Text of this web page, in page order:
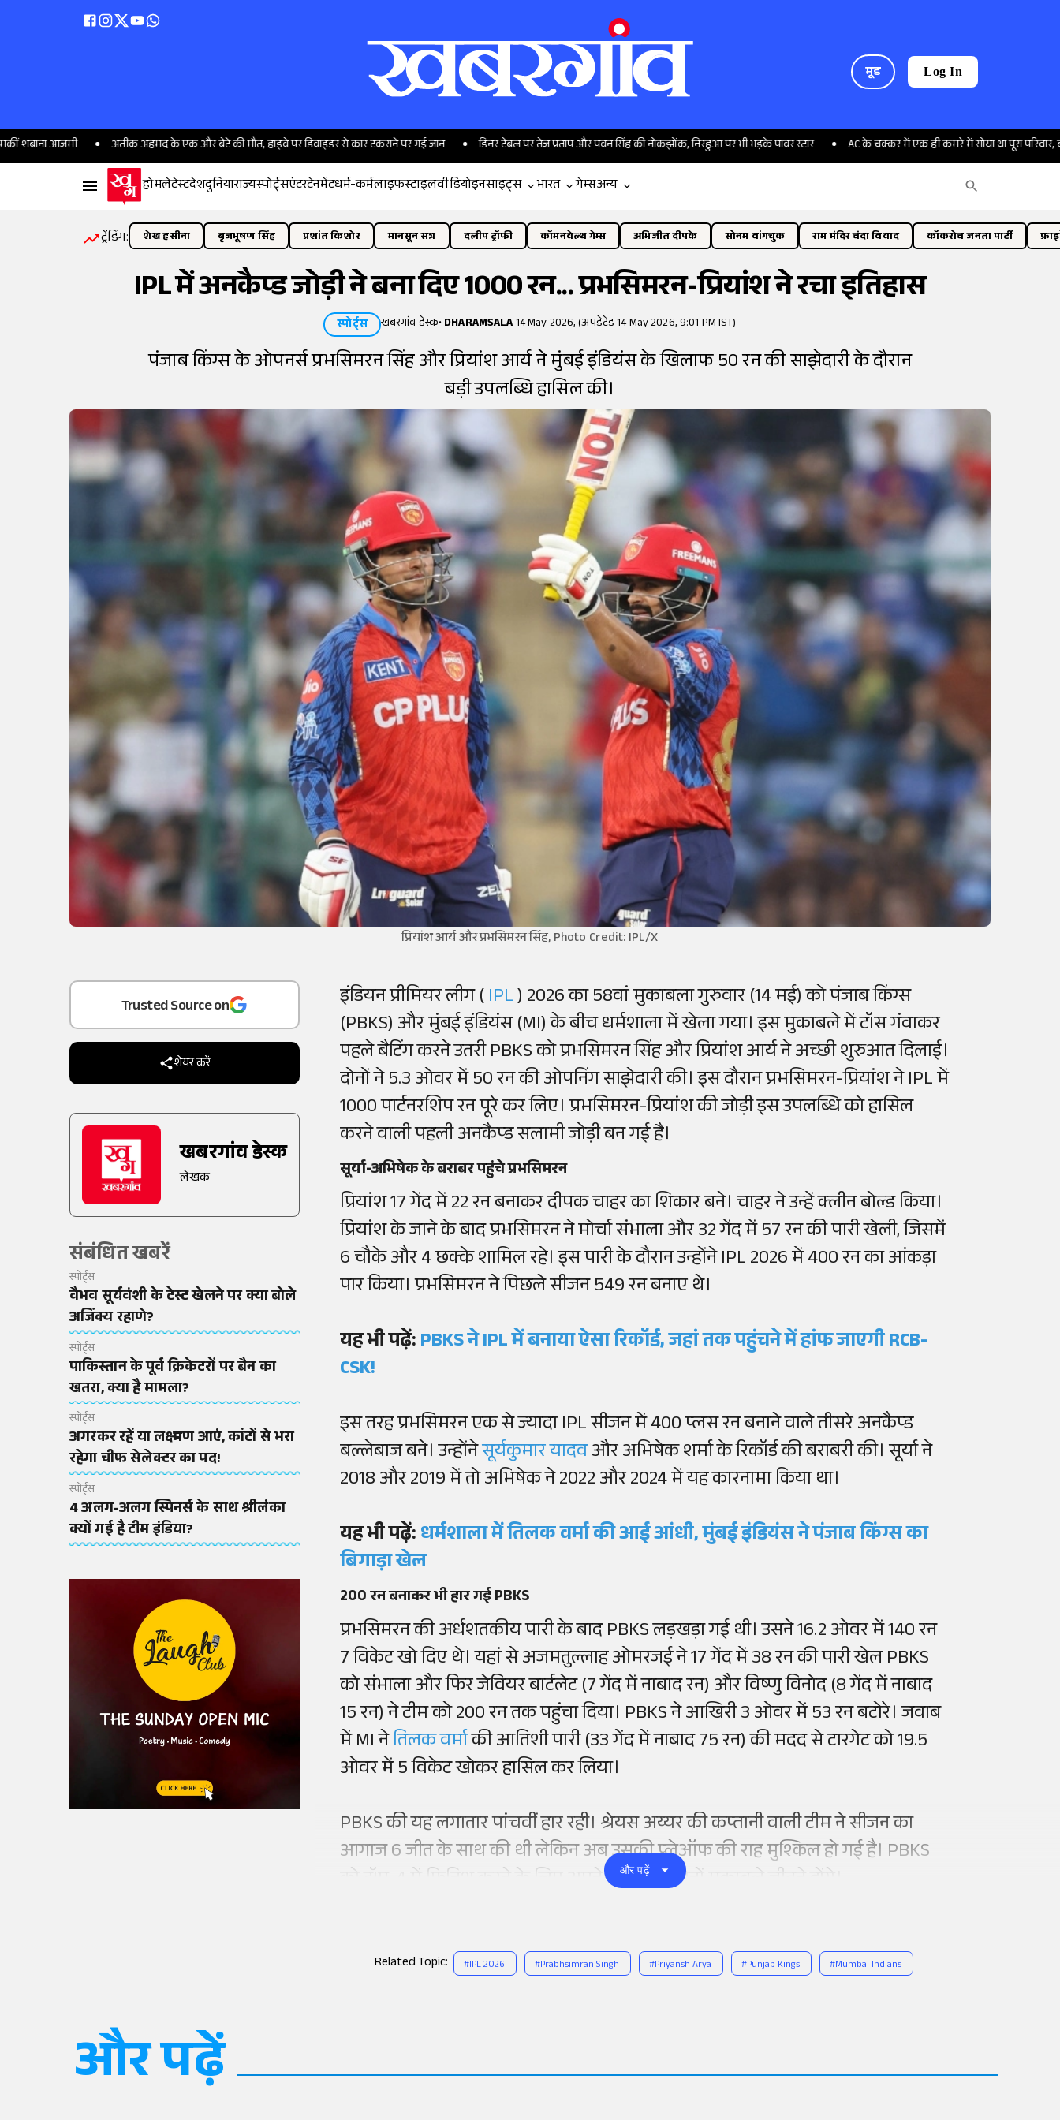
मूड Log In
आजमी अतीक अहमद के एक और बेटे की मौत, हाइवे पर डिवाइडर से कार टकराने पर गई जान डिनर टेबल पर तेज प्रताप और पवन सिंह की नोकझोंक, निरहुआ पर भी भड़के पावर स्टार AC के चक्कर में एक ही कमरे में सोया था पूरा परिवार, बारिश में घर
होमलेटेस्टदेशदुनियाराज्यस्पोर्ट्सएंटरटेनमेंटधर्म-कर्मलाइफस्टाइलवीडियोइनसाइट्स भारत गेम्सअन्य
ट्रेंडिंग: शेख हसीना बृजभूषण सिंह प्रशांत किशोर मानसून सत्र दलीप ट्रॉफी कॉमनवेल्थ गेम्स अभिजीत दीपके सोनम वांगचुक राम मंदिर चंदा विवाद कॉकरोच जनता पार्टी
IPL में अनकैप्ड जोड़ी ने बना दिए 1000 रन... प्रभसिमरन-प्रियांश ने रचा इतिहास
स्पोर्ट्स खबरगांव डेस्क•DHARAMSALA14 May 2026, (अपडेटेड 14 May 2026, 9:01 PM IST)
पंजाब किंग्स के ओपनर्स प्रभसिमरन सिंह और प्रियांश आर्य ने मुंबई इंडियंस के खिलाफ 50 रन की साझेदारी के दौरान
बड़ी उपलब्धि हासिल की।
प्रियांश आर्य और प्रभसिमरन सिंह, Photo Credit: IPL/X
Trusted Source on
शेयर करें
खबरगांव डेस्क
लेखक
संबंधित खबरें
स्पोर्ट्स
वैभव सूर्यवंशी के टेस्ट खेलने पर क्या बोले
अजिंक्य रहाणे?
स्पोर्ट्स
पाकिस्तान के पूर्व क्रिकेटरों पर बैन का
खतरा, क्या है मामला?
स्पोर्ट्स
अगरकर रहें या लक्ष्मण आएं, कांटों से भरा
रहेगा चीफ सेलेक्टर का पद!
स्पोर्ट्स
4 अलग-अलग स्पिनर्स के साथ श्रीलंका
क्यों गई है टीम इंडिया?
इंडियन प्रीमियर लीग (IPL) 2026 का 58वां मुकाबला गुरुवार (14 मई) को पंजाब किंग्स
(PBKS) और मुंबई इंडियंस (MI) के बीच धर्मशाला में खेला गया। इस मुकाबले में टॉस गंवाकर
पहले बैटिंग करने उतरी PBKS को प्रभसिमरन सिंह और प्रियांश आर्य ने अच्छी शुरुआत दिलाई।
दोनों ने 5.3 ओवर में 50 रन की ओपनिंग साझेदारी की। इस दौरान प्रभसिमरन-प्रियांश ने IPL में
1000 पार्टनरशिप रन पूरे कर लिए। प्रभसिमरन-प्रियांश की जोड़ी इस उपलब्धि को हासिल
करने वाली पहली अनकैप्ड सलामी जोड़ी बन गई है।
सूर्या-अभिषेक के बराबर पहुंचे प्रभसिमरन
प्रियांश 17 गेंद में 22 रन बनाकर दीपक चाहर का शिकार बने। चाहर ने उन्हें क्लीन बोल्ड किया।
प्रियांश के जाने के बाद प्रभसिमरन ने मोर्चा संभाला और 32 गेंद में 57 रन की पारी खेली, जिसमें
6 चौके और 4 छक्के शामिल रहे। इस पारी के दौरान उन्होंने IPL 2026 में 400 रन का आंकड़ा
पार किया। प्रभसिमरन ने पिछले सीजन 549 रन बनाए थे।
यह भी पढ़ें:PBKS ने IPL में बनाया ऐसा रिकॉर्ड, जहां तक पहुंचने में हांफ जाएगी RCB-
CSK!
इस तरह प्रभसिमरन एक से ज्यादा IPL सीजन में 400 प्लस रन बनाने वाले तीसरे अनकैप्ड
बल्लेबाज बने। उन्होंनेसूर्यकुमार यादवऔर अभिषेक शर्मा के रिकॉर्ड की बराबरी की। सूर्या ने
2018 और 2019 में तो अभिषेक ने 2022 और 2024 में यह कारनामा किया था।
यह भी पढ़ें:धर्मशाला में तिलक वर्मा की आई आंधी, मुंबई इंडियंस ने पंजाब किंग्स का
बिगाड़ा खेल
200 रन बनाकर भी हार गई PBKS
प्रभसिमरन की अर्धशतकीय पारी के बाद PBKS लड़खड़ा गई थी। उसने 16.2 ओवर में 140 रन
7 विकेट खो दिए थे। यहां से अजमतुल्लाह ओमरजई ने 17 गेंद में 38 रन की पारी खेल PBKS
को संभाला और फिर जेवियर बार्टलेट (7 गेंद में नाबाद रन) और विष्णु विनोद (8 गेंद में नाबाद
15 रन) ने टीम को 200 रन तक पहुंचा दिया। PBKS ने आखिरी 3 ओवर में 53 रन बटोरे। जवाब
में MI नेतिलक वर्माकी आतिशी पारी (33 गेंद में नाबाद 75 रन) की मदद से टारगेट को 19.5
ओवर में 5 विकेट खोकर हासिल कर लिया।
PBKS की यह लगातार पांचवीं हार रही। श्रेयस अय्यर की कप्तानी वाली टीम ने सीजन का
आगाज 6 जीत के साथ की थी लेकिन अब उसकी प्लेऑफ की राह मुश्किल हो गई है। PBKS
को टॉप-4 में फिनिश करने के लिए अपने बाकी बचे दोनों मुकाबले जीतने होंगे।
और पढ़ें
Related Topic: #IPL 2026 #Prabhsimran Singh #Priyansh Arya #Punjab Kings #Mumbai Indians
और पढ़ें